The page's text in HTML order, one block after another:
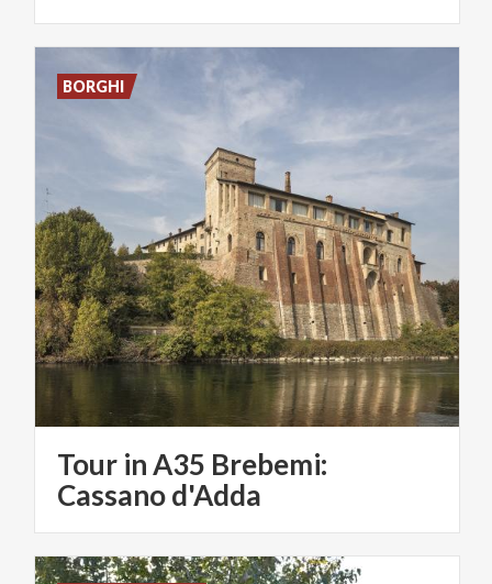
Tour in A35 Brebemi:
Cassano d'Adda
BORGHI